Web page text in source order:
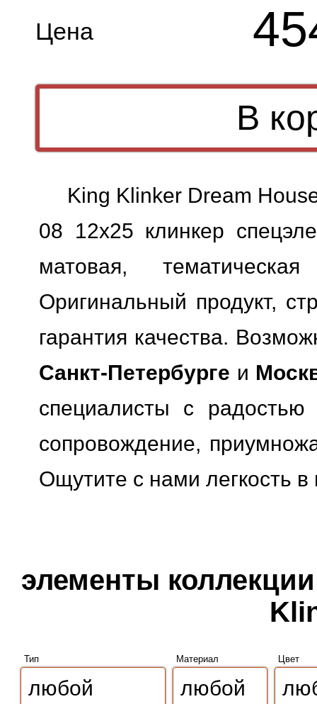
Цена
King Klinker Dream
08 12x25 клинкер
матовая,
Оригинальный продукт,
гарантия качества.
Санкт-Петербурге и
специалисты с радостью
сопровождение,
Ощутите с нами легкость
элементы
Тип Материал Цвет